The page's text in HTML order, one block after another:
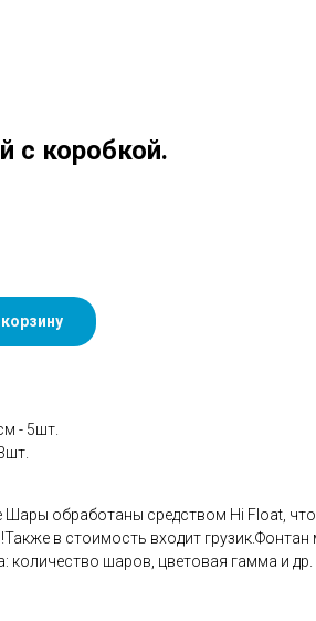
с коробкой.
- 5шт.
обработаны средством Hi Float, что
в стоимость входит
количество шаров, цветовая гамма и др.